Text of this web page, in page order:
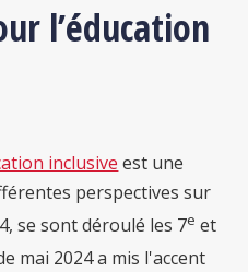
l’éducation
inclusive est une
perspectives sur
se sont déroulé les 7e et
mai 2024 a mis l'accent